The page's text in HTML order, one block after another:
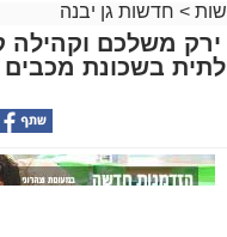
ההכרעה עוברת גם לידיהם
ההצבעה, ובסיומה יודח אחד
> חדשות גן יבנה
ירק משלכם וקהילה
בשכונת מכבים